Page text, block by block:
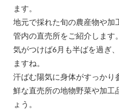
ます。
地元で採れた旬の農産物や加
管内の直売所をご紹介します。
気がつけば6月も半ばを過ぎ
ますね。
汗ばむ陽気に身体がすっかり
鮮な直売所の地物野菜や加工
ょう。